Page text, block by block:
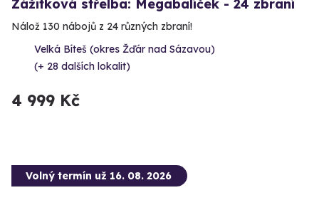
Zážitková střelba: Megabalíček - 24 zbraní
Nálož 130 nábojů z 24 různých zbraní!
Velká Bíteš (okres Žďár nad Sázavou)
(+ 28 dalších lokalit)
4 999 Kč
Volný termín už 16. 08. 2026